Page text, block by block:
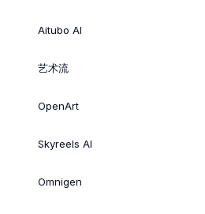
Aitubo AI
艺术流
OpenArt
Skyreels AI
Omnigen